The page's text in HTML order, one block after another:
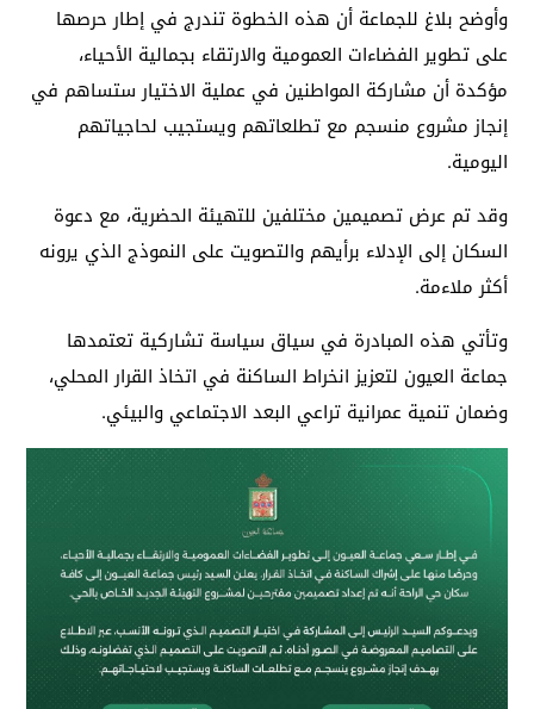
وأوضح بلاغ للجماعة أن هذه الخطوة تندرج في إطار حرصها
على تطوير الفضاءات العمومية والارتقاء بجمالية الأحياء،
مؤكدة أن مشاركة المواطنين في عملية الاختيار ستساهم في
إنجاز مشروع منسجم مع تطلعاتهم ويستجيب لحاجياتهم
اليومية.
وقد تم عرض تصميمين مختلفين للتهيئة الحضرية، مع دعوة
السكان إلى الإدلاء برأيهم والتصويت على النموذج الذي يرونه
أكثر ملاءمة.
وتأتي هذه المبادرة في سياق سياسة تشاركية تعتمدها
جماعة العيون لتعزيز انخراط الساكنة في اتخاذ القرار المحلي،
وضمان تنمية عمرانية تراعي البعد الاجتماعي والبيئي.